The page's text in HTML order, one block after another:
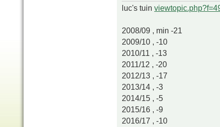
luc's tuin
2008/09 , min -21
2009/10 , -10
2010/11 , -13
2011/12 , -20
2012/13 , -17
2013/14 , -3
2014/15 , -5
2015/16 , -9
2016/17 , -10